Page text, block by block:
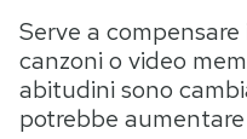
Internet
Scienza
Cultura
Serve a
canzoni o video
abitudini sono
potrebbe aumentare